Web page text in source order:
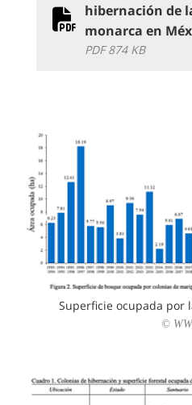
hibernación de
monarca en
PDF 874 KB
Superficie ocupada por
©